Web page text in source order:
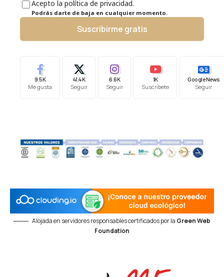
Acepto la política de privacidad.
Podrás darte de baja en cualquier momento.
Suscribirme gratis
9.5K
Me gusta
41.4K
Seguir
6.6K
Seguir
1K
Suscríbete
Google News
Seguir
Alojada en servidores responsables certificados por la Green Web
Foundation